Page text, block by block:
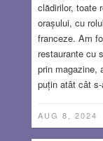
clădirilor, toate
orașului, cu
franceze. Am
restaurante cu
prin magazine,
puțin atât cât
AUG 8, 2024